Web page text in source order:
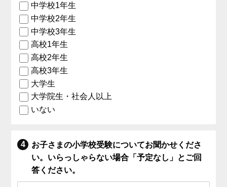
中学校1年生
中学校2年生
中学校3年生
高校1年生
高校2年生
高校3年生
大学生
大学院生・社会人以上
いない
お子さまの小学校受験についてお聞かせくださ
い。いらっしゃらない場合「予定なし」とご回
答ください。